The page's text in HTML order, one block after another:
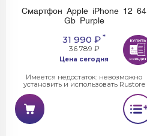
Смартфон Apple iPhone 12 64
Gb Purple
31 990 ₽ *
36 789 ₽
Цена сегодня
Имеется недостаток: невозможно
установить и использовать Rustore